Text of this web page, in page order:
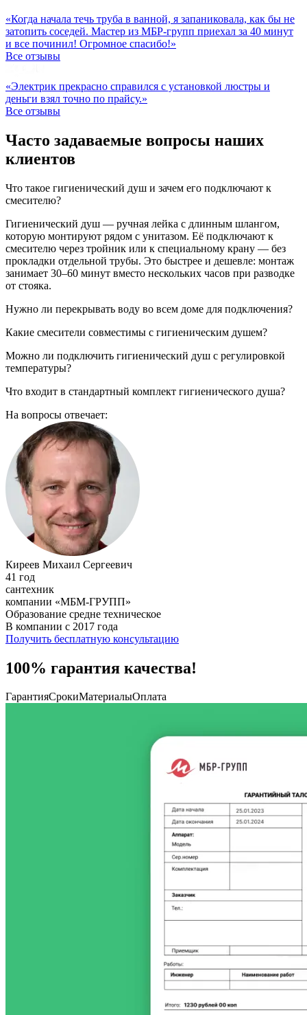
«Когда начала течь труба в ванной, я запаниковала, как бы не
затопить соседей. Мастер из МБР-групп приехал за 40 минут
и все починил! Огромное спасибо!»
Все отзывы
«Электрик прекрасно справился с установкой люстры и
деньги взял точно по прайсу.»
Все отзывы
Часто задаваемые вопросы наших
клиентов
Что такое гигиенический душ и зачем его подключают к
смесителю?
Гигиенический душ — ручная лейка с длинным шлангом,
которую монтируют рядом с унитазом. Её подключают к
смесителю через тройник или к специальному крану — без
прокладки отдельной трубы. Это быстрее и дешевле: монтаж
занимает 30–60 минут вместо нескольких часов при разводке
от стояка.
Нужно ли перекрывать воду во всем доме для подключения?
Какие смесители совместимы с гигиеническим душем?
Можно ли подключить гигиенический душ с регулировкой
температуры?
Что входит в стандартный комплект гигиенического душа?
На вопросы отвечает:
Киреев Михаил Сергеевич
41 год
сантехник
компании «МБМ-ГРУПП»
Образование средне техническое
В компании с 2017 года
Получить бесплатную консультацию
100% гарантия качества!
ГарантияСрокиМатериалыОплата